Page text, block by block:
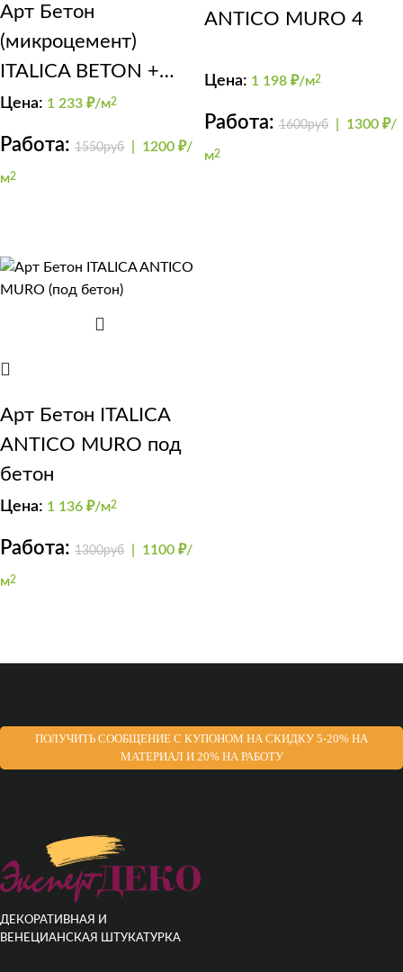
Арт Бетон
(микроцемент)
ITALICA BETON +
GRADIENTE +
Цена: 1 233 ₽/м2
Работа: 1550руб 1200 ₽/
м2
ANTICO MURO 4
Цена: 1 198 ₽/м2
Работа: 1600руб 1300 ₽/
м2
Арт Бетон ITALICA
ANTICO MURO под
бетон
Цена: 1 136 ₽/м2
Работа: 1300руб 1100 ₽/
м2
ПОЛУЧИТЬ СООБЩЕНИЕ С КУПОНОМ НА СКИДКУ 5-20% НА
МАТЕРИАЛ И 20% НА РАБОТУ
ДЕКОРАТИВНАЯ И
ВЕНЕЦИАНСКАЯ ШТУКАТУРКА